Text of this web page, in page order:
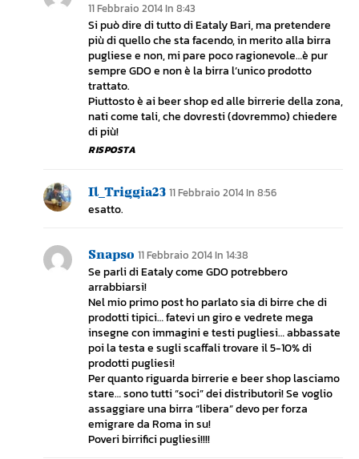
11 Febbraio 2014 In 8:43
Si può dire di tutto di Eataly Bari, ma pretendere
più di quello che sta facendo, in merito alla birra
pugliese e non, mi pare poco ragionevole…è pur
sempre GDO e non è la birra l’unico prodotto
trattato.
Piuttosto è ai beer shop ed alle birrerie della zona,
nati come tali, che dovresti (dovremmo) chiedere
di più!
RISPOSTA
Il_Triggia23 11 Febbraio 2014 In 8:56
esatto.
Snapso 11 Febbraio 2014 In 14:38
Se parli di Eataly come GDO potrebbero
arrabbiarsi!
Nel mio primo post ho parlato sia di birre che di
prodotti tipici… fatevi un giro e vedrete mega
insegne con immagini e testi pugliesi… abbassate
poi la testa e sugli scaffali trovare il 5-10% di
prodotti pugliesi!
Per quanto riguarda birrerie e beer shop lasciamo
stare… sono tutti “soci” dei distributori! Se voglio
assaggiare una birra “libera” devo per forza
emigrare da Roma in su!
Poveri birrifici pugliesi!!!!